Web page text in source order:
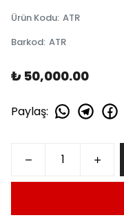
Ürün Kodu: ATR
Barkod: ATR
₺ 50,000.00
Paylaş: